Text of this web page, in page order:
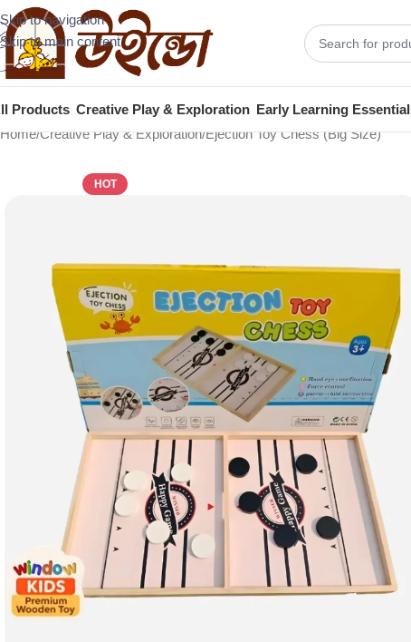
Skip to navigation
Skip to main content
Products Creative Play & Exploration Early Learning
Home Creative Play & Exploration Ejection Toy Chess (Big Size)
HOT